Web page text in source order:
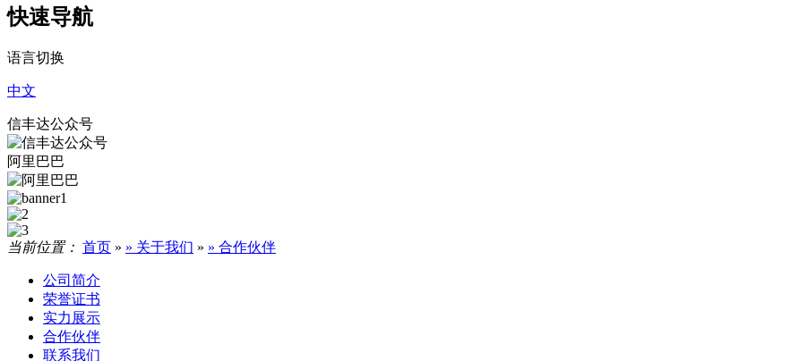
快速导航
语言切换
中文
信丰达公众号
阿里巴巴
当前位置： 首页 » » 关于我们 » » 合作伙伴
公司简介
荣誉证书
实力展示
合作伙伴
联系我们